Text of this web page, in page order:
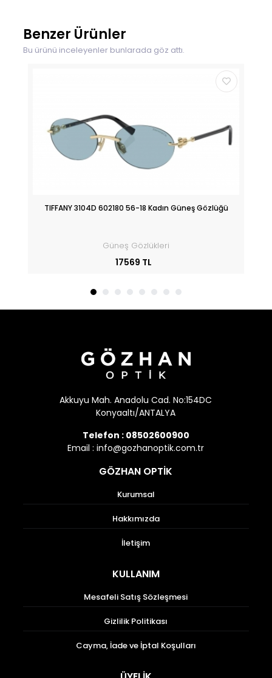
Benzer Ürünler
Bu ürünü inceleyenler bunlarada göz attı.
TIFFANY 3104D 602180 56-18 Kadın Güneş Gözlüğü
Güneş Gözlükleri
17569 TL
Akkuyu Mah. Anadolu Cad. No:154DC
Konyaaltı/ANTALYA
Telefon : 08502600900
Email :info@gozhanoptik.com.tr
GÖZHAN OPTİK
Kurumsal
Hakkımızda
İletişim
KULLANIM
Mesafeli Satış Sözleşmesi
Gizlilik Politikası
Cayma, İade ve İptal Koşulları